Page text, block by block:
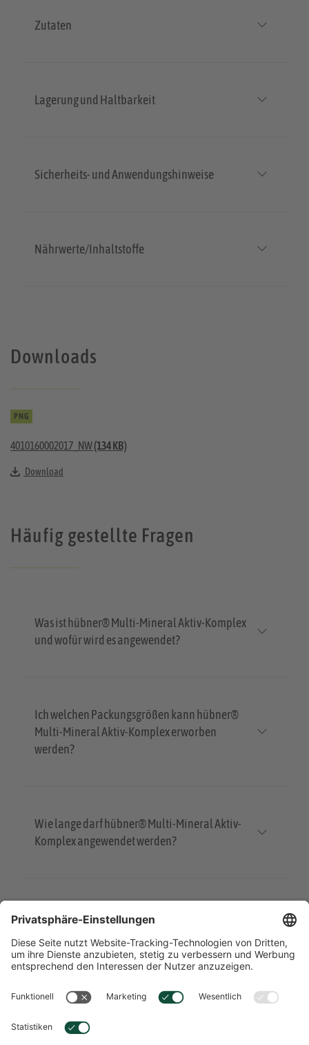
Zutaten
Lagerung und Haltbarkeit
Sicherheits- und Anwendungshinweise
Nährwerte/Inhaltstoffe
Downloads
PNG
4010160002017_NW(134 KB)
Download
Häufig gestellte Fragen
Was ist hübner® Multi-Mineral Aktiv-Komplex
und wofür wird es angewendet?
Ich welchen Packungsgrößen kann hübner®
Multi-Mineral Aktiv-Komplex erworben
werden?
Wie lange darf hübner® Multi-Mineral Aktiv-
Komplex angewendet werden?
Muss vor dem Verzehr etwas beachtet werden?